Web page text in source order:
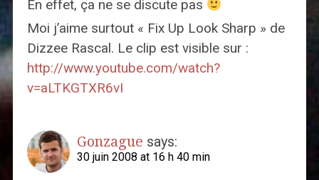
En effet, ça ne se discute pas
Moi j’aime surtout « Fix Up Look Sharp » de
Dizzee Rascal. Le clip est visible sur :
http://www.youtube.com/watch?
v=aLTKGTXR6vI
Gonzague says:
30 juin 2008 at 16 h 40 min